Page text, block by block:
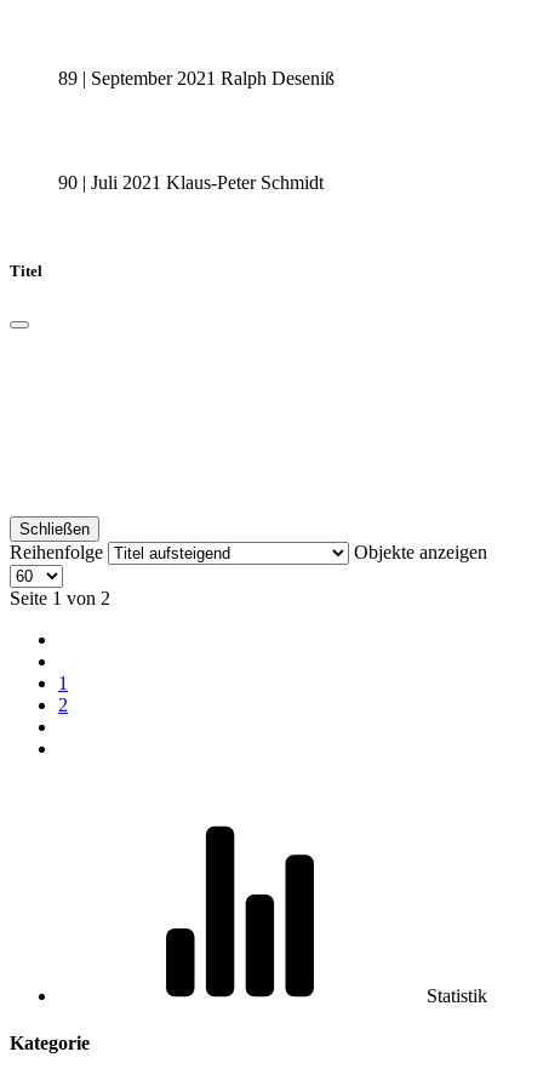
89 | September 2021 Ralph Deseniß
90 | Juli 2021 Klaus-Peter Schmidt
Titel
Schließen
Reihenfolge Objekte anzeigen
Seite 1 von 2
1
2
Statistik
Kategorie